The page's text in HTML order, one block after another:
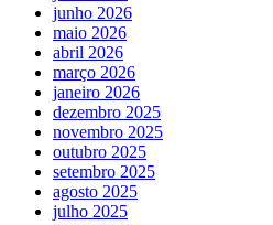
junho 2026
maio 2026
abril 2026
março 2026
janeiro 2026
dezembro 2025
novembro 2025
outubro 2025
setembro 2025
agosto 2025
julho 2025